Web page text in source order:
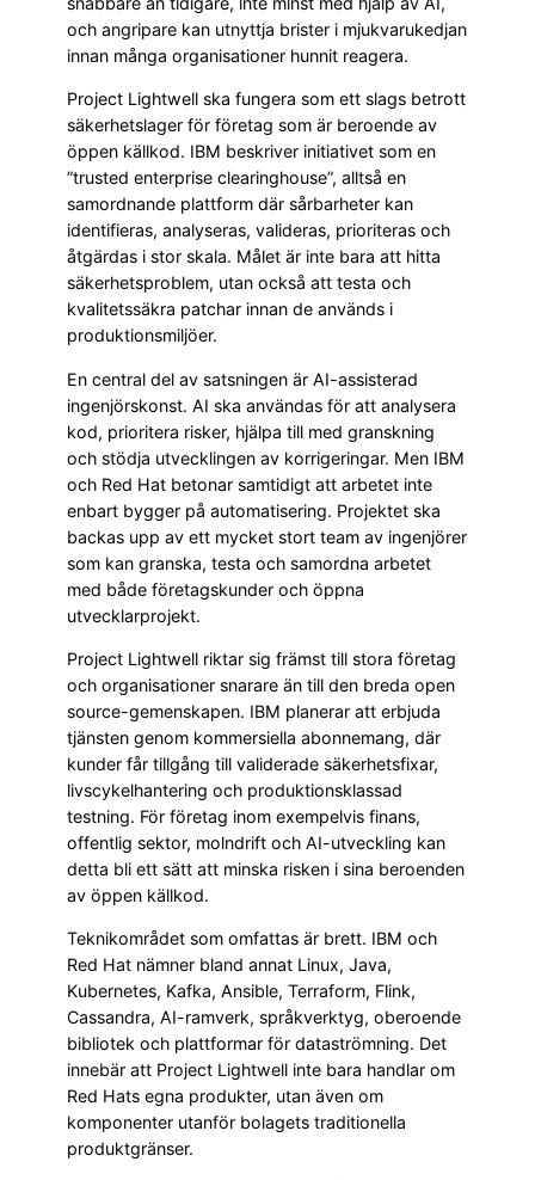
och angripare kan utnyttja brister i mjukvarukedjan
innan många organisationer hunnit reagera.
Project Lightwell ska fungera som ett slags betrott
säkerhetslager för företag som är beroende av
öppen källkod. IBM beskriver initiativet som en
”trusted enterprise clearinghouse”, alltså en
samordnande plattform där sårbarheter kan
identifieras, analyseras, valideras, prioriteras och
åtgärdas i stor skala. Målet är inte bara att hitta
säkerhetsproblem, utan också att testa och
kvalitetssäkra patchar innan de används i
produktionsmiljöer.
En central del av satsningen är AI-assisterad
ingenjörskonst. AI ska användas för att analysera
kod, prioritera risker, hjälpa till med granskning
och stödja utvecklingen av korrigeringar. Men IBM
och Red Hat betonar samtidigt att arbetet inte
enbart bygger på automatisering. Projektet ska
backas upp av ett mycket stort team av ingenjörer
som kan granska, testa och samordna arbetet
med både företagskunder och öppna
utvecklarprojekt.
Project Lightwell riktar sig främst till stora företag
och organisationer snarare än till den breda open
source-gemenskapen. IBM planerar att erbjuda
tjänsten genom kommersiella abonnemang, där
kunder får tillgång till validerade säkerhetsfixar,
livscykelhantering och produktionsklassad
testning. För företag inom exempelvis finans,
offentlig sektor, molndrift och AI-utveckling kan
detta bli ett sätt att minska risken i sina beroenden
av öppen källkod.
Teknikområdet som omfattas är brett. IBM och
Red Hat nämner bland annat Linux, Java,
Kubernetes, Kafka, Ansible, Terraform, Flink,
Cassandra, AI-ramverk, språkverktyg, oberoende
bibliotek och plattformar för dataströmning. Det
innebär att Project Lightwell inte bara handlar om
Red Hats egna produkter, utan även om
komponenter utanför bolagets traditionella
produktgränser.